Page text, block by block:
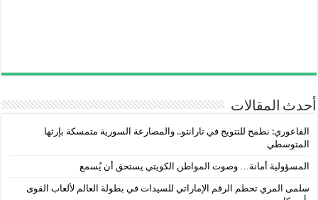
أحدث المقالات
الفاعوري: نطمح للتتويج في تارانتو.. والمصارعة السورية متمسكة بإرثها
المتوسطي
المسؤولية أمانة… وصوت المواطن الكويتي يستحق أن يُسمع
سلمى المري تحطم الرقم الإماراتي للسيدات في بطولة العالم لألعاب القوى